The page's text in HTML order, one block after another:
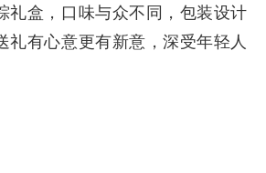
礼盒，口味与众不同，包装设计
礼有心意更有新意，深受年轻人